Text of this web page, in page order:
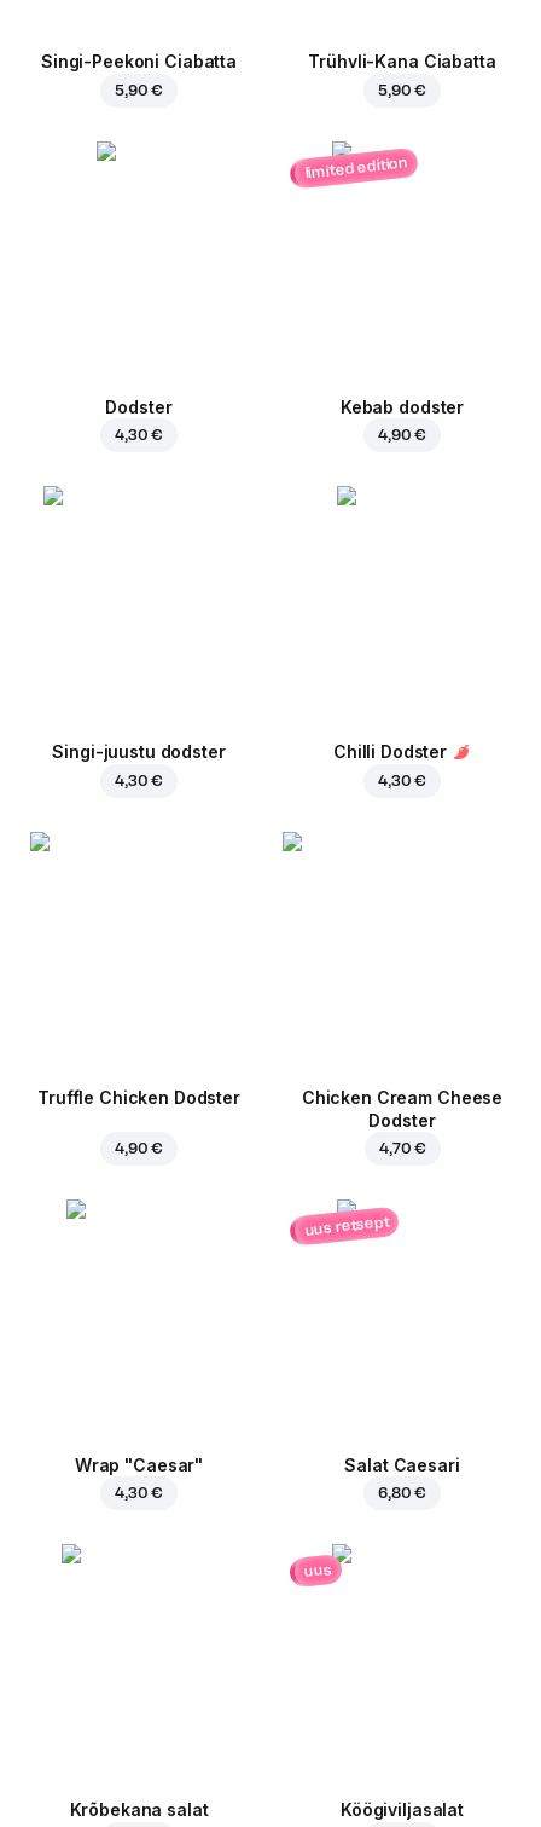
Singi-Peekoni Ciabatta
5,90 €
Trühvli-Kana Ciabatta
5,90 €
Dodster
4,30 €
limited edition
Kebab dodster
4,90 €
Singi-juustu dodster
4,30 €
Chilli Dodster
4,30 €
Truffle Chicken Dodster
4,90 €
Chicken Cream Cheese
Dodster
4,70 €
Wrap "Caesar"
4,30 €
uus retsept
Salat Caesari
6,80 €
Krõbekana salat
uus
Köögiviljasalat